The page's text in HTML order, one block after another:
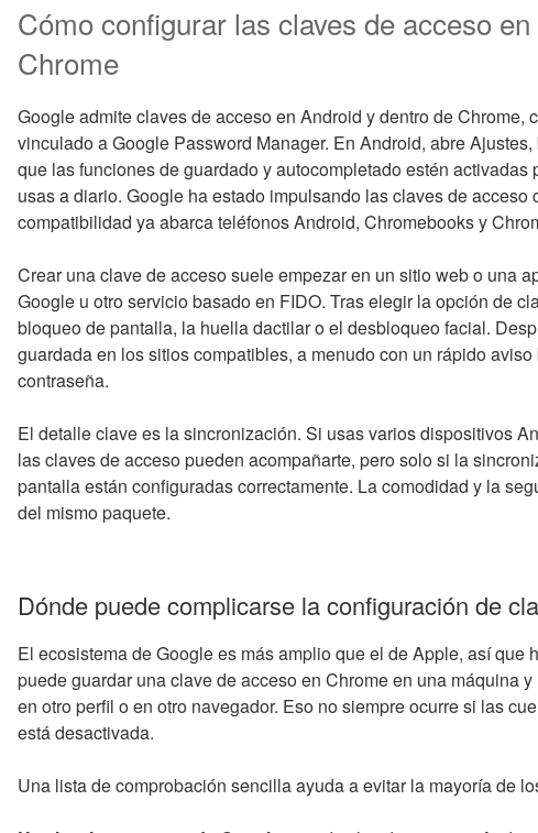
Cómo configurar las claves de acceso
Chrome
Google admite claves de acceso en Android y dentro de Chrome,
vinculado a Google Password Manager. En Android, abre
que las funciones de guardado y autocompletado estén
usas a diario. Google ha estado impulsando las claves de acceso
compatibilidad ya abarca teléfonos Android, Chromebooks y
Crear una clave de acceso suele empezar en un sitio web o una
Google u otro servicio basado en FIDO. Tras elegir la opción de
bloqueo de pantalla, la huella dactilar o el desbloqueo facial.
guardada en los sitios compatibles, a menudo con un rápido
contraseña.
El detalle clave es la sincronización. Si usas varios dispositivos
las claves de acceso pueden acompañarte, pero solo si la
pantalla están configuradas correctamente. La comodidad y la
del mismo paquete.
Dónde puede complicarse la configuración de
El ecosistema de Google es más amplio que el de Apple, así que
puede guardar una clave de acceso en Chrome en una máquina
en otro perfil o en otro navegador. Eso no siempre ocurre si las
está desactivada.
Una lista de comprobación sencilla ayuda a evitar la mayoría de